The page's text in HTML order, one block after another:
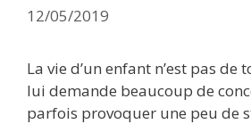
12/05/2019
La vie d’un enfant n’est pas de
lui demande beaucoup de
parfois provoquer une peu de